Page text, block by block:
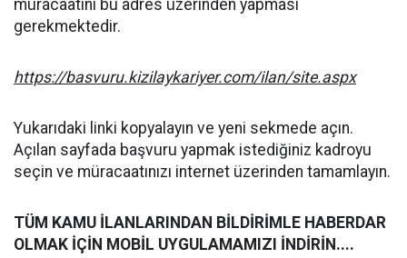
müracaatını bu adres üzerinden yapması
gerekmektedir.
https://basvuru.kizilaykariyer.com/ilan/site.aspx
Yukarıdaki linki kopyalayın ve yeni sekmede açın.
Açılan sayfada başvuru yapmak istediğiniz kadroyu
seçin ve müracaatınızı internet üzerinden tamamlayın.
TÜM KAMU İLANLARINDAN BİLDİRİMLE HABERDAR
OLMAK İÇİN MOBİL UYGULAMAMIZI İNDİRİN....